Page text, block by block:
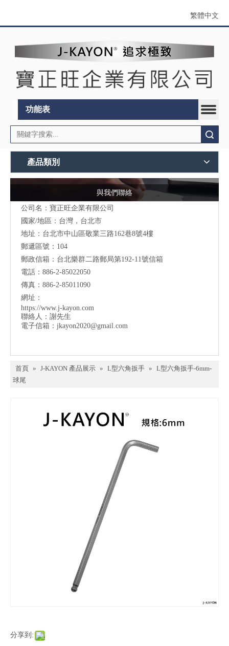
繁體中文
功能表
產品類別
與我們聯絡
公司名：寶正旺企業有限公司
國家/地區：台灣，台北市
地址：台北市中山區敬業三路162巷8號4樓
郵遞區號：104
郵政信箱：台北樂群二路郵局第192-11號信箱
電話：886-2-85022050
傳真：886-2-85011090
網址：
https://www.j-kayon.com
聯絡人：謝先生
電子信箱： jkayon2020@gmail.com
首頁 » J-KAYON 產品展示 » L型六角扳手 » L型六角扳手-6mm-
球尾
分享到: